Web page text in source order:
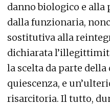
danno biologico e
dalla funzionaria,
sostitutiva alla
dichiarata
la scelta da parte
quiescenza, e
risarcitoria. Il tutto,